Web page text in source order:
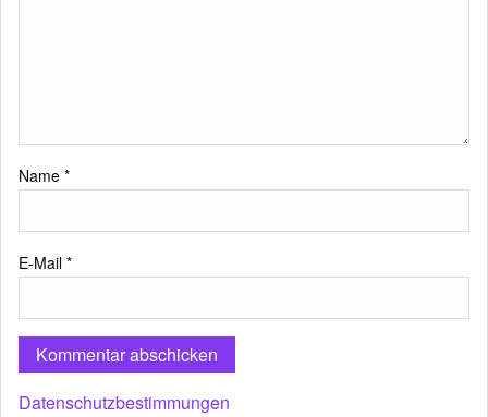
Name *
E-Mail *
Datenschutzbestimmungen